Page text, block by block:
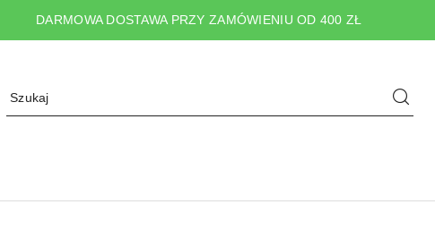
DARMOWA DOSTAWA PRZY ZAMÓWIENIU OD 400 ZŁ